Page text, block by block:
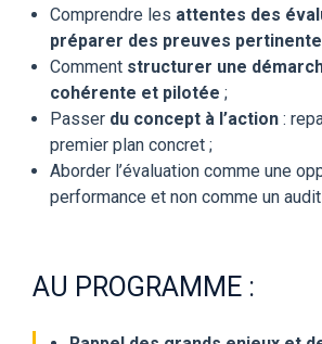
Comprendre les attentes des
préparer des preuves
Comment structurer une
cohérente et pilotée ;
Passer du concept à l’action :
premier plan concret ;
Aborder l’évaluation comme une
performance et non comme un
AU PROGRAMME :